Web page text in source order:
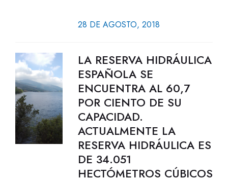
28 DE AGOSTO, 2018
LA RESERVA HIDRÁULICA
ESPAÑOLA SE
ENCUENTRA AL 60,7
POR CIENTO DE SU
CAPACIDAD.
ACTUALMENTE LA
RESERVA HIDRÁULICA ES
DE 34.051
HECTÓMETROS CÚBICOS